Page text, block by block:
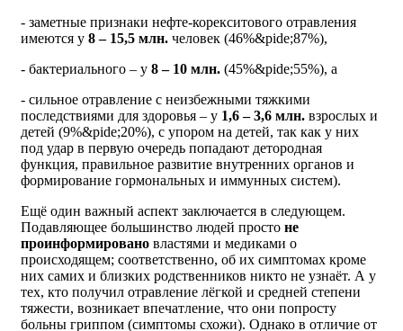
- заметные признаки нефте-корекситового отравления
имеются у 8 – 15,5 млн. человек (46%&pide;87%),
- бактериального – у 8 – 10 млн. (45%&pide;55%), а
- сильное отравление с неизбежными тяжкими
последствиями для здоровья – у 1,6 – 3,6 млн. взрослых и
детей (9%&pide;20%), с упором на детей, так как у них
под удар в первую очередь попадают детородная
функция, правильное развитие внутренних органов и
формирование гормональных и иммунных систем).
Ещё один важный аспект заключается в следующем.
Подавляющее большинство людей просто не
проинформировано властями и медиками о
происходящем; соответственно, об их симптомах кроме
них самих и близких родственников никто не узнаёт. А у
тех, кто получил отравление лёгкой и средней степени
тяжести, возникает впечатление, что они попросту
больны гриппом (симптомы схожи). Однако в отличие от